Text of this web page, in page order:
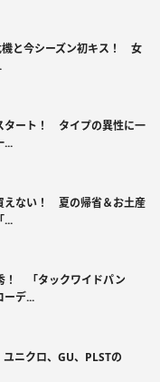
機と今シーズン初キス！ 女
タート！ タイプの異性に一
...
えない！ 夏の帰省＆お土産
...
！ 「タックワイドパン
ーデ...
ニクロ、GU、PLSTの